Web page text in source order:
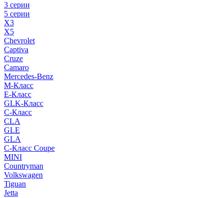
3 серии
5 серии
X3
X5
Chevrolet
Captiva
Cruze
Camaro
Mercedes-Benz
M-Класс
E-Класс
GLK-Класс
C-Класс
CLA
GLE
GLA
C-Класс Coupe
MINI
Countryman
Volkswagen
Tiguan
Jetta